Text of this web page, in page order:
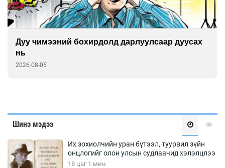
Шинэ төмөр зам тавих хүсэл ба
Шинэ мэдээ
Их зохиолчийн уран бүтээл, туурвил зүйн
онцлогийг олон улсын судлаачид хэлэлцлээ
18 цаг 1 мин